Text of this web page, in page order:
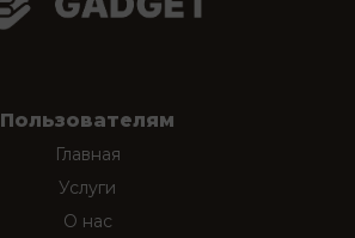
Пользователям
Главная
Услуги
О нас